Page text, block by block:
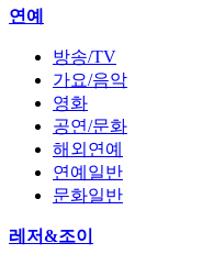
연예
방송/TV
가요/음악
영화
공연/문화
해외연예
연예일반
문화일반
레저&조이